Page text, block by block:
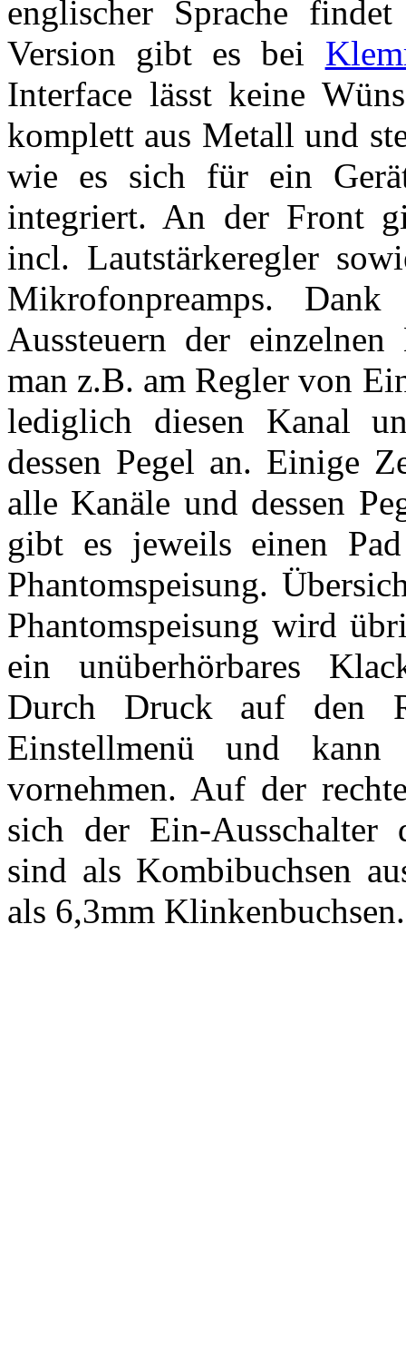
englischer Sprache
Version gibt es bei
Interface lässt keine
komplett aus Metall und
wie es sich für ein
integriert. An der Front
incl. Lautstärkeregler
Mikrofonpreamps.
Aussteuern der
man z.B. am Regler von
lediglich diesen Kanal
dessen Pegel an. Einige
alle Kanäle und dessen
gibt es jeweils einen
Phantomspeisung.
Phantomspeisung wird
ein unüberhörbares
Durch Druck auf den
Einstellmenü und kann
vornehmen. Auf der
sich der Ein-
sind als Kombibuchsen
als 6,3mm Klinkenbuchsen.